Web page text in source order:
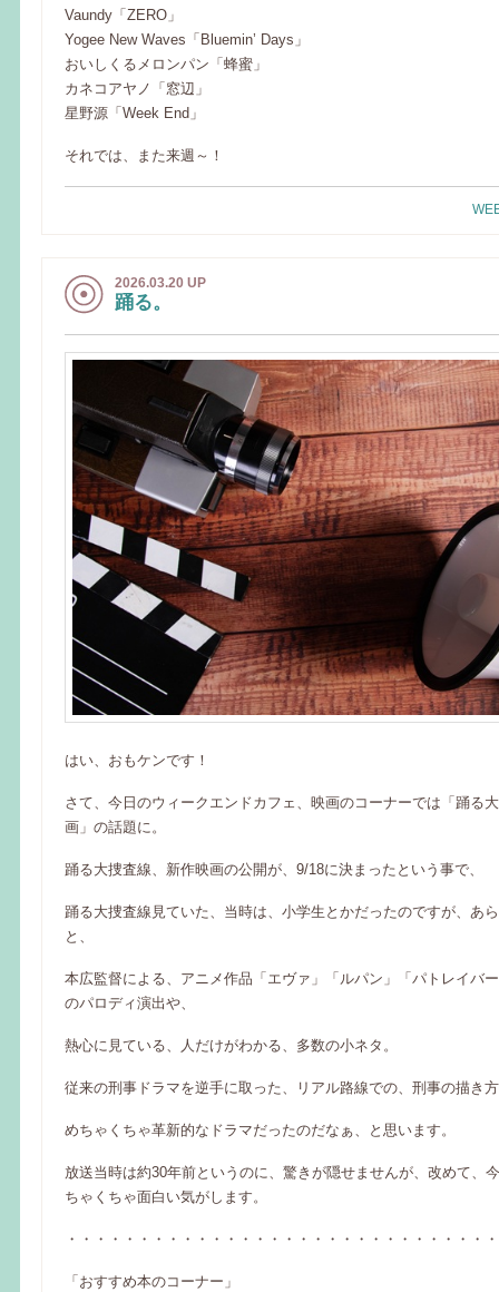
Vaundy「ZERO」
Yogee New Waves「Bluemin’ Days」
おいしくるメロンパン「蜂蜜」
カネコアヤノ「窓辺」
星野源「Week End」
それでは、また来週～！
2026.03.20 UP
踊る。
はい、おもケンです！
さて、今日のウィークエンドカフェ、映画のコーナーでは「踊る
画」の話題に。
踊る大捜査線、新作映画の公開が、9/18に決まったという事で、
踊る大捜査線見ていた、当時は、小学生とかだったのですが、あ
と、
本広監督による、アニメ作品「エヴァ」「ルパン」「パトレイバ
のパロディ演出や、
熱心に見ている、人だけがわかる、多数の小ネタ。
従来の刑事ドラマを逆手に取った、リアル路線での、刑事の描き
めちゃくちゃ革新的なドラマだったのだなぁ、と思います。
放送当時は約30年前というのに、驚きが隠せませんが、改めて、
ちゃくちゃ面白い気がします。
・・・・・・・・・・・・・・・・・・・・・・・・・・・・・
「おすすめ本のコーナー」